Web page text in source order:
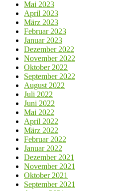
Mai 2023
April 2023
März 2023
Februar 2023
Januar 2023
Dezember 2022
November 2022
Oktober 2022
September 2022
August 2022
Juli 2022
Juni 2022
Mai 2022
April 2022
März 2022
Februar 2022
Januar 2022
Dezember 2021
November 2021
Oktober 2021
September 2021